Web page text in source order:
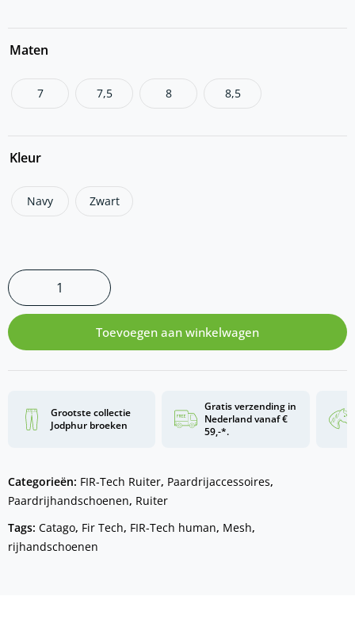
Maten
7 7,5 8 8,5
Kleur
Navy Zwart
Toevoegen aan winkelwagen
Grootste collectie
Jodphur broeken
Gratis verzending in
Nederland vanaf €
59,-*.
Categorieën: FIR-Tech Ruiter, Paardrijaccessoires,
Paardrijhandschoenen, Ruiter
Tags: Catago, Fir Tech, FIR-Tech human, Mesh,
rijhandschoenen